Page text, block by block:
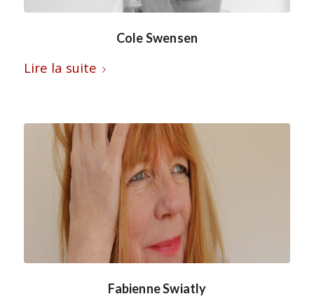
Cole Swensen
Lire la suite
Fabienne Swiatly